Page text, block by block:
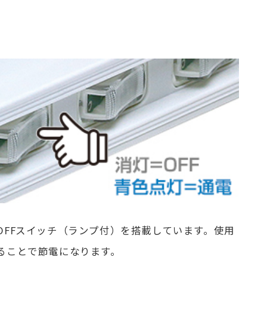
スイッチ（ランプ付）を搭載しています。使用
とで節電になります。